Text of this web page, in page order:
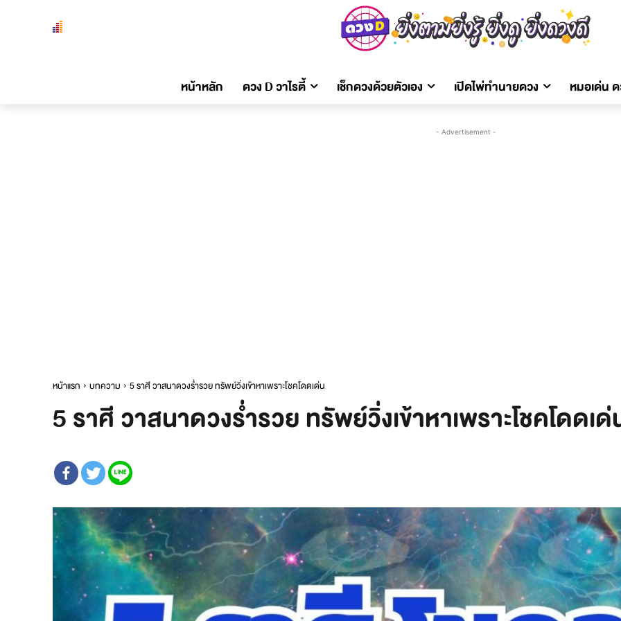
หน้าหลัก ดวง D วาไรตี้ เช็กดวงด้วยตัวเอง เปิดไพ่ทำนายดวง หมอเด่น
- Advertisement -
หน้าแรก บทความ 5 ราศี วาสนาดวงร่ำรวย ทรัพย์วิ่งเข้าหาเพราะโชคโดดเด่น
5 ราศี วาสนาดวงร่ำรวย ทรัพย์วิ่งเข้าหาเพราะโชคโดดเ